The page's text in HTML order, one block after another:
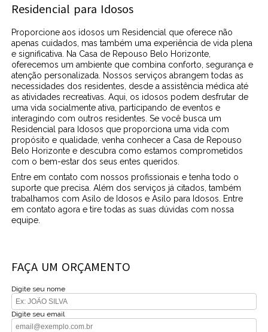
Residencial para Idosos
Proporcione aos idosos um Residencial que oferece não
apenas cuidados, mas também uma experiência de vida plena
e significativa. Na Casa de Repouso Belo Horizonte,
oferecemos um ambiente que combina conforto, segurança e
atenção personalizada. Nossos serviços abrangem todas as
necessidades dos residentes, desde a assistência médica até
as atividades recreativas. Aqui, os idosos podem desfrutar de
uma vida socialmente ativa, participando de eventos e
interagindo com outros residentes. Se você busca um
Residencial para Idosos que proporciona uma vida com
propósito e qualidade, venha conhecer a Casa de Repouso
Belo Horizonte e descubra como estamos comprometidos
com o bem-estar dos seus entes queridos.
Entre em contato com nossos profissionais e tenha todo o
suporte que precisa. Além dos serviços já citados, também
trabalhamos com Asilo de Idosos e Asilo para Idosos. Entre
em contato agora e tire todas as suas dúvidas com nossa
equipe.
FAÇA UM ORÇAMENTO
Digite seu nome
Digite seu email